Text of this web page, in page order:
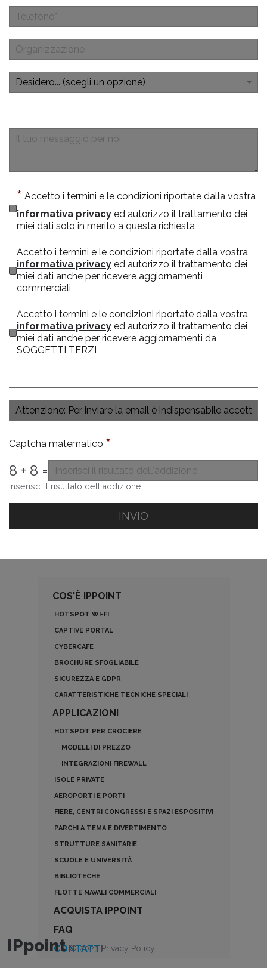
Accetto i termini e le condizioni riportate dalla vostra
informativa privacy ed autorizzo il trattamento dei
miei dati solo in merito a questa richiesta
Accetto i termini e le condizioni riportate dalla vostra
informativa privacy ed autorizzo il trattamento dei
miei dati anche per ricevere aggiornamenti
commerciali
Accetto i termini e le condizioni riportate dalla vostra
informativa privacy ed autorizzo il trattamento dei
miei dati anche per ricevere aggiornamenti da
SOGGETTI TERZI
Captcha matematico *
8 + 8 =
Inserisci il risultato dell'addizione
INVIO
COS'È IPPOINT
HOTSPOT WI-FI
CAPTIVE PORTAL
CYBERCAFE
BROCHURE SFOGLIABILE
SICUREZZA E GDPR
CARATTERISTICHE TECNICHE SPECIALI
APPLICAZIONI
HOTSPOT PER CROCIERE
MODELLI DI PREZZO
INTEGRAZIONI FIREWALL
ISOLE PRIVATE
AEROPORTI E PORTI
FIERE, CENTRI CONGRESSI E SPAZI ESPOSITIVI
PARCHI A TEMA E DIVERTIMENTO
STRUTTURE SANITARIE
SCUOLE E UNIVERSITÀ
BIBLIOTECHE
FLOTTE NAVALI COMMERCIALI
ACQUISTA IPPOINT
FAQ
CONTATTI
IPpoint ©2023 Privacy Policy